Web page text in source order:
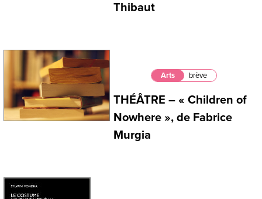
Thibaut
Arts brève
THÉÂTRE – « Children of
Nowhere », de Fabrice
Murgia